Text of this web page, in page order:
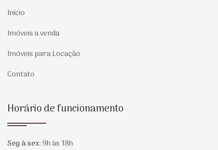
Início
Imóveis a venda
Imóveis para Locação
Contato
Horário de funcionamento
Seg à sex:9h às 18h